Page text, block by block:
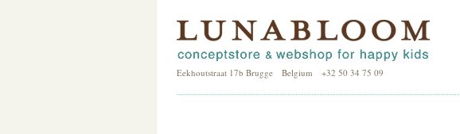
Eekhoutstraat 17b Brugge Belgium +32 50 34 75 09